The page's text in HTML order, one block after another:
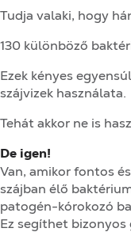
Tudja valaki, hogy
130 különböző
Ezek kényes
szájvizek használata.
Tehát akkor ne is
De igen!
Van, amikor fontos
szájban élő
patogén-kórokozó
Ez segíthet